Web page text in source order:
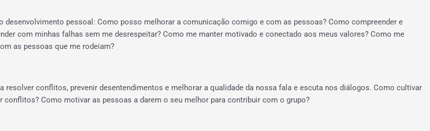
pessoal: Como posso melhorar a comunicação comigo e com as pessoas? Como compreender e
com minhas falhas sem me desrespeitar? Como me manter motivado e conectado aos meus valores? Como me
as pessoas que me rodeiam?
conflitos, prevenir desentendimentos e melhorar a qualidade da nossa fala e escuta nos diálogos. Como cultivar
Como motivar as pessoas a darem o seu melhor para contribuir com o grupo?